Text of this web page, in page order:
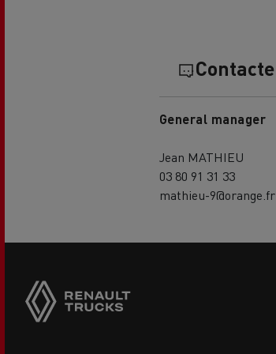
Contacte
General manager
Jean MATHIEU
03 80 91 31 33
mathieu-9@orange.fr